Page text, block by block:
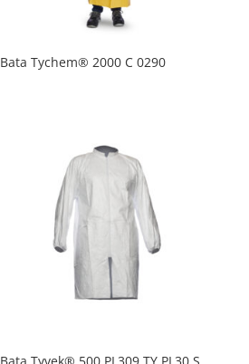
Bata Tychem® 2000 C 0290